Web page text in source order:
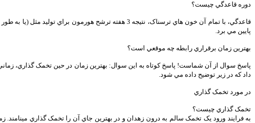
دوره قاعدگي چيست؟
قاعدگي، با تمام آن خون هاي ترسناک، نتيجه 3 هفته
پايين مي برد.
بهترين زمان برقراري رابطه چه موقعي است؟
پاسخ سوال از آن شماست! پاسخ کوتاه به اين سوال: بهترين زمان در حين تخمک گذاري،
داد که در زير توضيح داده مي شود.
در مورد تخمک گذاري
تخمک گذاري چيست؟
به فرايند ورود يک تخمک سالم به درون زهدان و در بهترين جاي آن را تخمک گذاري